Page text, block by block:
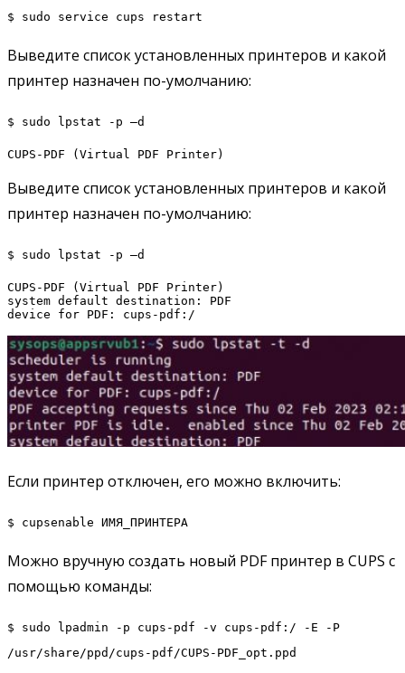
$ sudo service cups restart
Выведите список установленных принтеров и какой
принтер назначен по-умолчанию:
$ sudo lpstat -p –d
CUPS-PDF (Virtual PDF Printer)
Выведите список установленных принтеров и какой
принтер назначен по-умолчанию:
$ sudo lpstat -p –d
CUPS-PDF (Virtual PDF Printer)
system default destination: PDF
device for PDF: cups-pdf:/
Если принтер отключен, его можно включить:
$ cupsenable ИМЯ_ПРИНТЕРА
Можно вручную создать новый PDF принтер в CUPS с
помощью команды:
$ sudo lpadmin -p cups-pdf -v cups-pdf:/ -E -P
/usr/share/ppd/cups-pdf/CUPS-PDF_opt.ppd